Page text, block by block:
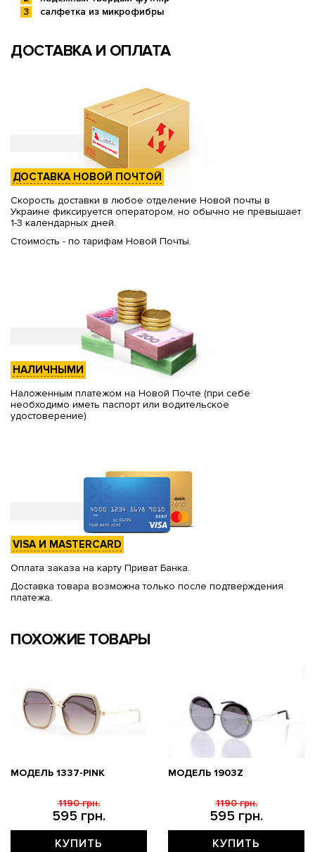
салфетка из микрофибры
ДОСТАВКА И ОПЛАТА
ДОСТАВКА НОВОЙ ПОЧТОЙ
Скорость доставки в любое отделение Новой почты в
Украине фиксируется оператором, но обычно не превышает
1-3 календарных дней.
Стоимость - по тарифам Новой Почты.
НАЛИЧНЫМИ
Наложенным платежом на Новой Почте (при себе
необходимо иметь паспорт или водительское
удостоверение)
VISA И MASTERCARD
Оплата заказа на карту Приват Банка.
Доставка товара возможна только после подтверждения
платежа.
ПОХОЖИЕ ТОВАРЫ
МОДЕЛЬ 1337-PINK
595 грн.
1190 грн.
КУПИТЬ
МОДЕЛЬ 1903Z
595 грн.
1190 грн.
КУПИТЬ